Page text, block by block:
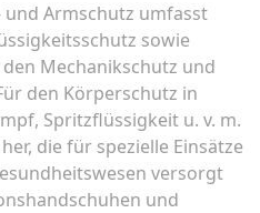
Armschutz umfasst
sowie
Mechanikschutz und
den Körperschutz in
Spritzflüssigkeit u. v. m.
die für spezielle Einsätze
versorgt
und